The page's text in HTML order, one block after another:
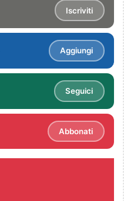
Iscriviti
Aggiungi
Seguici
Abbonati